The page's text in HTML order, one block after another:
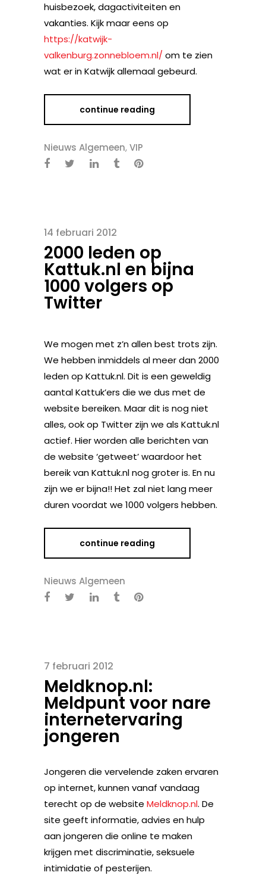
huisbezoek, dagactiviteiten en
vakanties. Kijk maar eens op
https://katwijk-
valkenburg.zonnebloem.nl/ om te zien
wat er in Katwijk allemaal gebeurd.
continue reading
Nieuws Algemeen,VIP
14 februari 2012
2000 leden op
Kattuk.nl en bijna
1000 volgers op
Twitter
We mogen met z’n allen best trots zijn.
We hebben inmiddels al meer dan 2000
leden op Kattuk.nl. Dit is een geweldig
aantal Kattuk’ers die we dus met de
website bereiken. Maar dit is nog niet
alles, ook op Twitter zijn we als Kattuk.nl
actief. Hier worden alle berichten van
de website ‘getweet’ waardoor het
bereik van Kattuk.nl nog groter is. En nu
zijn we er bijna!! Het zal niet lang meer
duren voordat we 1000 volgers hebben.
continue reading
Nieuws Algemeen
7 februari 2012
Meldknop.nl:
Meldpunt voor nare
internetervaring
jongeren
Jongeren die vervelende zaken ervaren
op internet, kunnen vanaf vandaag
terecht op de website Meldknop.nl. De
site geeft informatie, advies en hulp
aan jongeren die online te maken
krijgen met discriminatie, seksuele
intimidatie of pesterijen.